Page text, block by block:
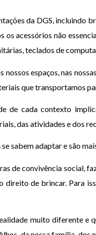
da DGS, incluindo
acessórios não
teclados de
espaços, nas
que transportamos
de cada contexto
das atividades e dos
sabem adaptar e são
de convivência social,
de brincar. Para
muito diferente e